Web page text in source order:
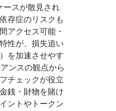
ースが散見され
存症のリスクも
アクセス可能・
性が、損失追い
を加速させやす
ンスの観点から
チェックが役立
銭・財物を賭け
ントやトークン